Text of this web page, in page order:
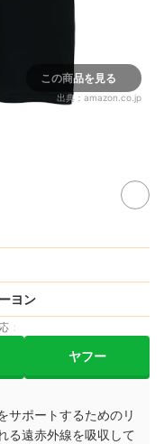
この商品を見る
出典： amazon.co.jp
ヨン
ヤフー
サポートするためのリ
る遠赤外線を吸収して